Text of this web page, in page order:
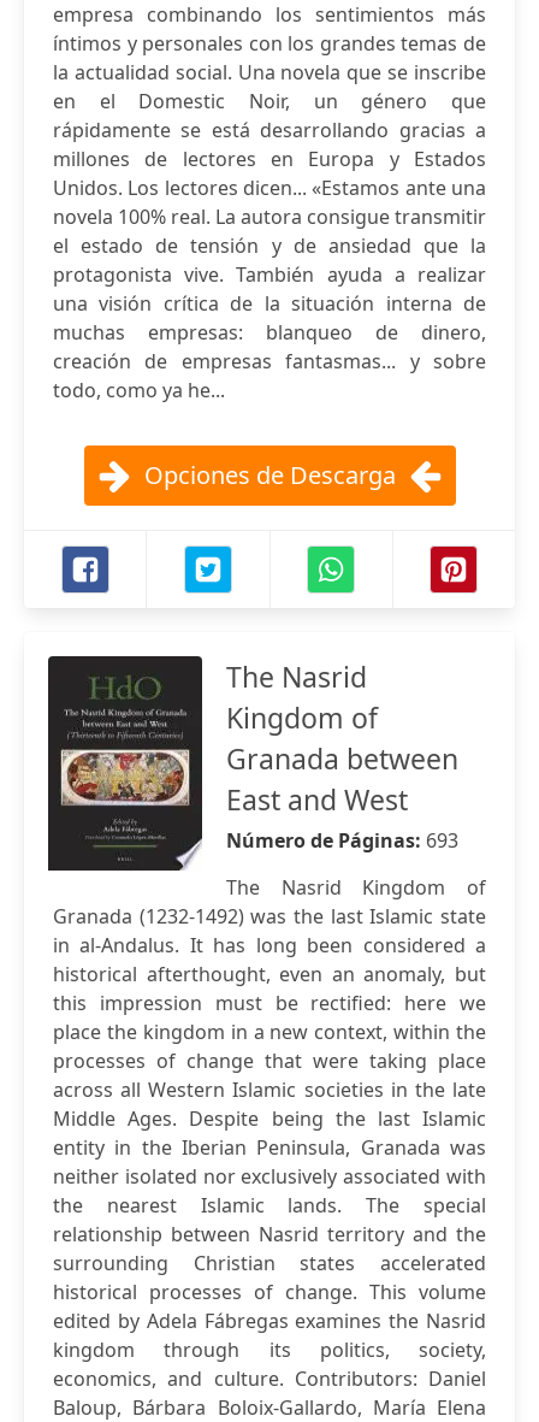
empresa combinando los sentimientos más
íntimos y personales con los grandes temas de
la actualidad social. Una novela que se inscribe
en el Domestic Noir, un género que
rápidamente se está desarrollando gracias a
millones de lectores en Europa y Estados
Unidos. Los lectores dicen... «Estamos ante una
novela 100% real. La autora consigue transmitir
el estado de tensión y de ansiedad que la
protagonista vive. También ayuda a realizar
una visión crítica de la situación interna de
muchas empresas: blanqueo de dinero,
creación de empresas fantasmas... y sobre
todo, como ya he...
Opciones de Descarga
The Nasrid
Kingdom of
Granada between
East and West
Número de Páginas: 693
The Nasrid Kingdom of
Granada (1232-1492) was the last Islamic state
in al-Andalus. It has long been considered a
historical afterthought, even an anomaly, but
this impression must be rectified: here we
place the kingdom in a new context, within the
processes of change that were taking place
across all Western Islamic societies in the late
Middle Ages. Despite being the last Islamic
entity in the Iberian Peninsula, Granada was
neither isolated nor exclusively associated with
the nearest Islamic lands. The special
relationship between Nasrid territory and the
surrounding Christian states accelerated
historical processes of change. This volume
edited by Adela Fábregas examines the Nasrid
kingdom through its politics, society,
economics, and culture. Contributors: Daniel
Baloup, Bárbara Boloix-Gallardo, María Elena